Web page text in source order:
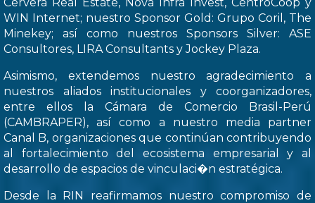
WIN Internet; nuestro Sponsor Gold: Grupo Coril, The
Minekey; así como nuestros Sponsors Silver: ASE
Consultores, LIRA Consultants y Jockey Plaza.
Asimismo, extendemos nuestro agradecimiento a
nuestros aliados institucionales y coorganizadores,
entre ellos la Cámara de Comercio Brasil-Perú
(CAMBRAPER), así como a nuestro media partner
Canal B, organizaciones que continúan contribuyendo
al fortalecimiento del ecosistema empresarial y al
desarrollo de espacios de vinculaci�n estratégica.
Desde la RIN reafirmamos nuestro compromiso de